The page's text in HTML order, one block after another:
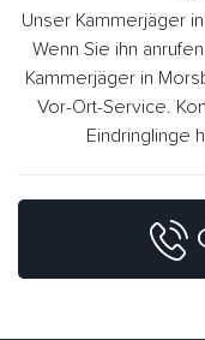
Unser Kammerjäger
Wenn Sie ihn
Kammerjäger in
Vor-Ort-Service.
Eindringlinge